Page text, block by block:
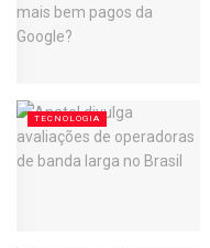
TECNOLOGIA